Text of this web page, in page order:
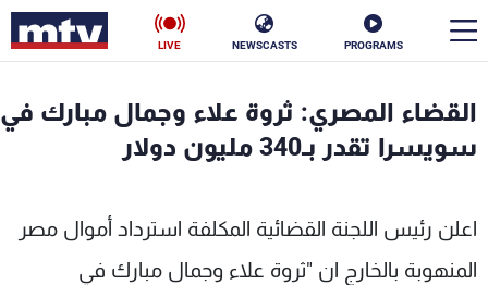
PROGRAMS
NEWSCASTS
LIVE
القضاء المصري: ثروة علاء وجمال مبارك في
سويسرا تقدر بـ340 مليون دولار
اعلن رئيس اللجنة القضائية المكلفة استرداد أموال مصر
المنهوبة بالخارج ان "ثروة علاء وجمال مبارك في